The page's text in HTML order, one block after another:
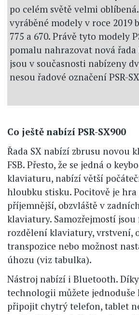
po celém světě velmi
vyráběné modely v roce 2019
775 a 670. Právě tyto modely
pomalu nahrazovat nová řada
jsou v současnosti nabízeny
nesou řadové označení PSR-
Co ještě nabízí PSR-SX900
Řada SX nabízí zbrusu novou
FSB. Přesto, že se jedná o
klaviaturu, nabízí větší
hloubku stisku. Pocitově je hra
příjemnější, obzvláště v
klaviatury. Samozřejmostí jsou
rozdělení klaviatury, vrstvení,
transpozice nebo možnost
úhozu (viz tabulka).
Nástroj nabízí i Bluetooth.
technologii můžete jednoduše
připojit chytrý telefon, tablet